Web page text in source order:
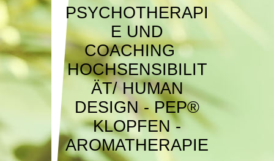
PSYCHOTHERAPI
E UND
COACHING
HOCHSENSIBILIT
ÄT/HUMAN
DESIGN - PEP®
KLOPFEN -
AROMATHERAPIE